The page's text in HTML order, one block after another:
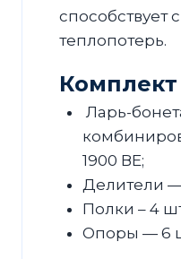
способствует
теплопотерь.
Комплект
Ларь-
1900 ВЕ;
Делители
Полки – 4
Опоры — 6